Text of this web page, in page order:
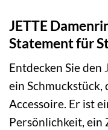
JETTE
Statement für
Entdecken Sie den
ein Schmuckstück,
Accessoire. Er ist
Persönlichkeit, ein